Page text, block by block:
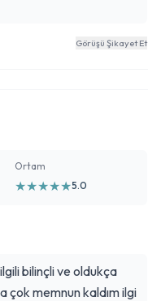
Görüşü Şikayet Et
Ortam
★★★★★5.0
bilinçli ve oldukça
memnun kaldım ilgi